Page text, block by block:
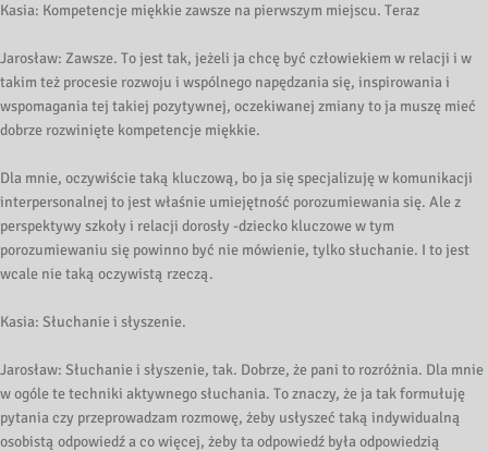
Kasia: Kompetencje miękkie zawsze na pierwszym miejscu. Teraz
Jarosław: Zawsze. To jest tak, jeżeli ja chcę być człowiekiem w relacji i w
takim też procesie rozwoju i wspólnego napędzania się, inspirowania i
wspomagania tej takiej pozytywnej, oczekiwanej zmiany to ja muszę mieć
dobrze rozwinięte kompetencje miękkie.
Dla mnie, oczywiście taką kluczową, bo ja się specjalizuję w komunikacji
interpersonalnej to jest właśnie umiejętność porozumiewania się. Ale z
perspektywy szkoły i relacji dorosły -dziecko kluczowe w tym
porozumiewaniu się powinno być nie mówienie, tylko słuchanie. I to jest
wcale nie taką oczywistą rzeczą.
Kasia: Słuchanie i słyszenie.
Jarosław: Słuchanie i słyszenie, tak. Dobrze, że pani to rozróżnia. Dla mnie
w ogóle te techniki aktywnego słuchania. To znaczy, że ja tak formułuję
pytania czy przeprowadzam rozmowę, żeby usłyszeć taką indywidualną
osobistą odpowiedź a co więcej, żeby ta odpowiedź była odpowiedzią